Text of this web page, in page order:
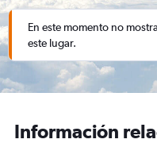
En este momento no
este lugar.
Información